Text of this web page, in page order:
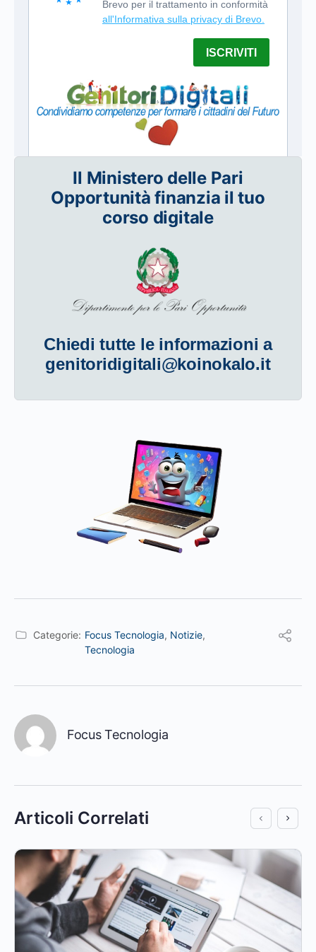
Il Ministero delle Pari
Opportunità finanzia il tuo
corso digitale
Chiedi tutte le informazioni a
genitoridigitali@koinokalo.it
Categorie: Focus Tecnologia, Notizie,
Tecnologia
Focus Tecnologia
Articoli Correlati